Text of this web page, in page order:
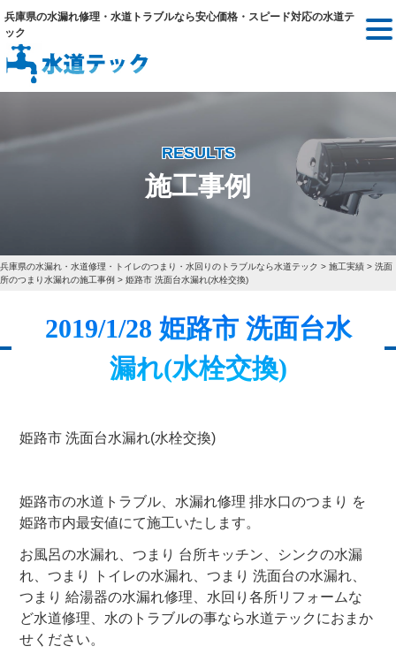
兵庫県の水漏れ修理・水道トラブルなら安心価格・スピード対応の水道テ
ック
RESULTS
施工事例
兵庫県の水漏れ・水道修理・トイレのつまり・水回りのトラブルなら水道テック > 施工実績 > 洗面
所のつまり水漏れの施工事例 > 姫路市 洗面台水漏れ(水栓交換)
2019/1/28 姫路市 洗面台水
漏れ(水栓交換)
姫路市 洗面台水漏れ(水栓交換)
姫路市の水道トラブル、水漏れ修理 排水口のつまり を
姫路市内最安値にて施工いたします。
お風呂の水漏れ、つまり 台所キッチン、シンクの水漏
れ、つまり トイレの水漏れ、つまり 洗面台の水漏れ、
つまり 給湯器の水漏れ修理、水回り各所リフォームな
ど水道修理、水のトラブルの事なら水道テックにおまか
せください。